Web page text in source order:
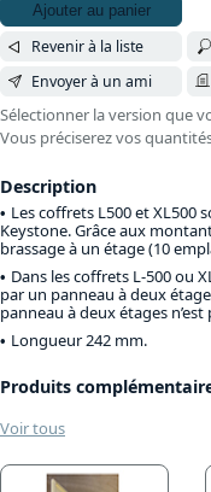
Ajouter au panier
Revenir à la liste
Envoyer à un ami
Sélectionner la version que
Vous préciserez vos
Description
Les coffrets L500 et XL500
Keystone. Grâce aux
brassage à un étage (10
Dans les coffrets L-500 ou
par un panneau à deux
panneau à deux étages n’est
Longueur 242 mm.
Produits
Voir tous